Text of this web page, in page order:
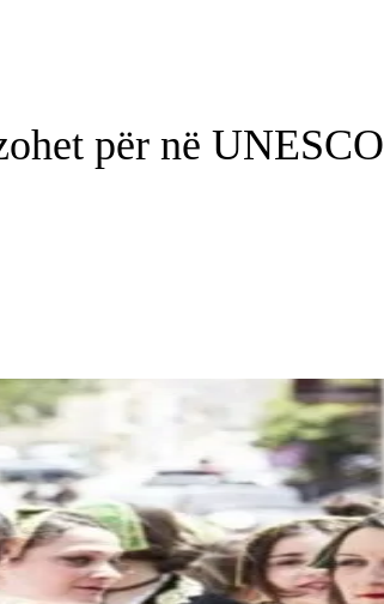
për në UNESCO